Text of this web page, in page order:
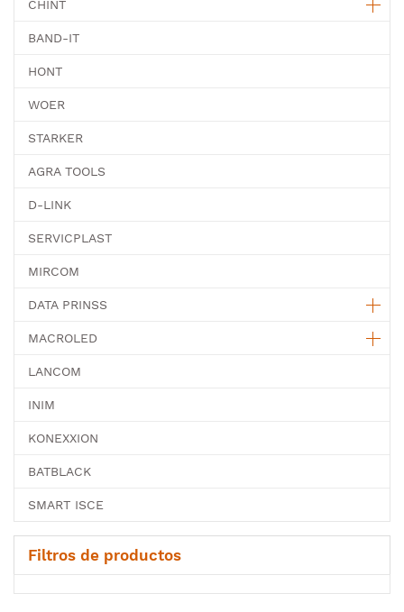
CHINT
BAND-IT
HONT
WOER
STARKER
AGRA TOOLS
D-LINK
SERVICPLAST
MIRCOM
DATA PRINSS
MACROLED
LANCOM
INIM
KONEXXION
BATBLACK
SMART ISCE
Filtros de productos